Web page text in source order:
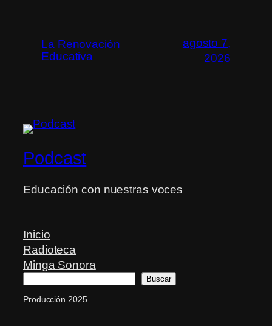
La Renovación
Educativa
agosto 7,
2026
Podcast
Educación con nuestras voces
Inicio
Radioteca
Minga Sonora
Buscar
Producción 2025